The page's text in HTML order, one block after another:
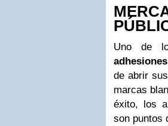
Uno de
de abrir
marcas
éxito, los
son puntos